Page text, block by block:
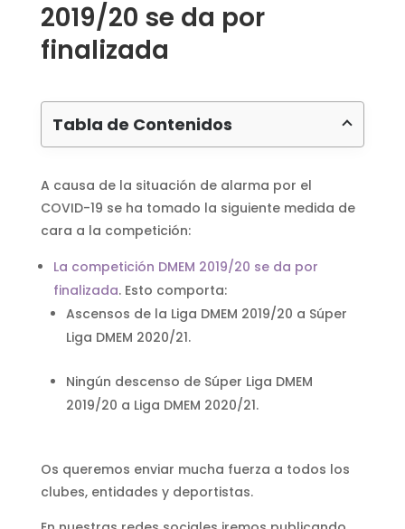
2019/20 se da por
finalizada
Tabla de Contenidos
A causa de la situación de alarma por el
COVID-19 se ha tomado la siguiente medida de
cara a la competición:
La competición DMEM 2019/20 se da por
finalizada. Esto comporta:
Ascensos de la Liga DMEM 2019/20 a Súper
Liga DMEM 2020/21.
Ningún descenso de Súper Liga DMEM
2019/20 a Liga DMEM 2020/21.
Os queremos enviar mucha fuerza a todos los
clubes, entidades y deportistas.